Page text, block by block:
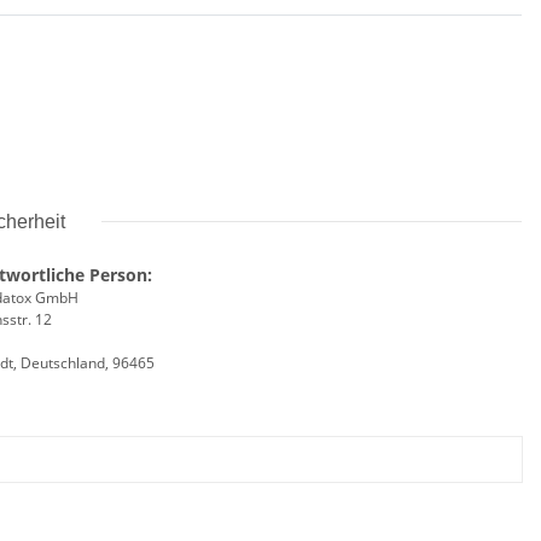
Person:
GmbH
12
Deutschland, 96465